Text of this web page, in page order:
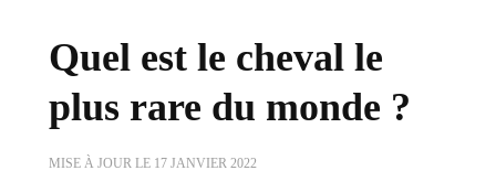
Quel est le cheval le
plus rare du monde ?
MISE À JOUR LE 17 JANVIER 2022